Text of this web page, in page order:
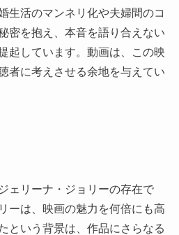
生活のマンネリ化や夫婦間のコ
密を抱え、本音を語り合えない
起しています。動画は、この映
者に考えさせる余地を与えてい
ェリーナ・ジョリーの存在で
ーは、映画の魅力を何倍にも高
という背景は、作品にさらなる